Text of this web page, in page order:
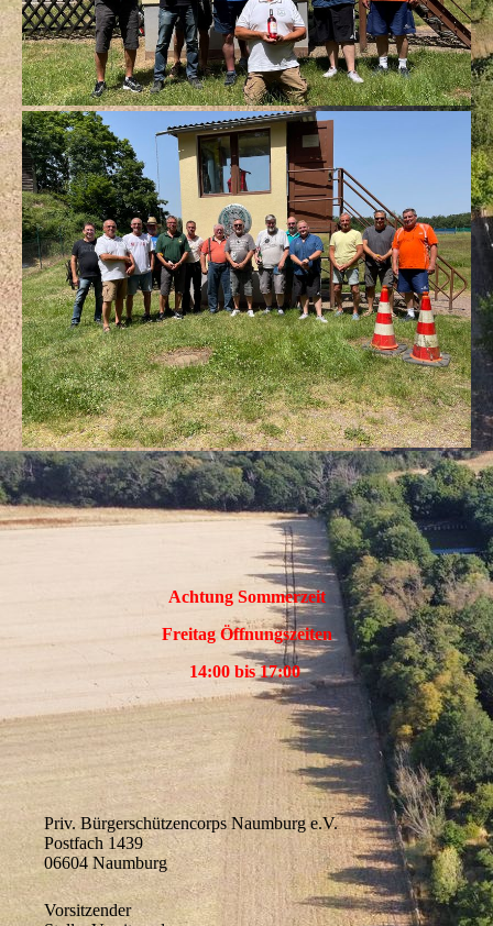
Achtung Sommerzeit
Freitag Öffnungszeiten
14:00 bis 17:00
Priv. Bürgerschützencorps Naumburg e.V.
Postfach 1439
06604 Naumburg
Vorsitzender